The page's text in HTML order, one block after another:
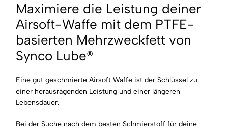
Maximiere die Leistung deiner
Airsoft-Waffe mit dem PTFE-
basierten Mehrzweckfett von
Synco Lube®
Eine gut geschmierte Airsoft Waffe ist der Schlüssel zu
einer herausragenden Leistung und einer längeren
Lebensdauer.
Bei der Suche nach dem besten Schmierstoff für deine